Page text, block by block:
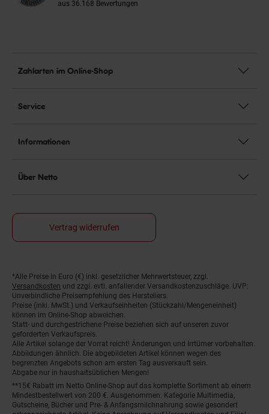
aus 36.168 Bewertungen
Zahlarten im Online-Shop
Service
Informationen
Über Netto
Vertrag widerrufen
Fußnoten
*Alle Preise in Euro (€) inkl. gesetzlicher Mehrwertsteuer, zzgl.
Versandkosten und zzgl. evtl. anfallender Versandkostenzuschläge. UVP:
Unverbindliche Preisempfehlung des Herstellers.
Preise (inkl. MwSt.) und Verkaufseinheiten (Stückzahl/Mengeneinheit)
können im Online-Shop abweichen.
Statt- und durchgestrichene Preise beziehen sich auf unseren zuvor
geforderten Verkaufspreis.
Alle Artikel solange der Vorrat reicht! Änderungen und Irrtümer vorbehalten.
Abbildungen ähnlich. Die abgebildeten Artikel können wegen des
begrenzten Angebots schon am ersten Tag ausverkauft sein.
Abgabe nur in haushaltsüblichen Mengen!
**15€ Rabatt im Netto Online-Shop auf das komplette Sortiment ab einem
Mindestbestellwert von 200 €. Ausgenommen: Kategorie Multimedia,
Gutscheine, Bücher und Pre- & Anfangsmilchnahrung sowie gesondert